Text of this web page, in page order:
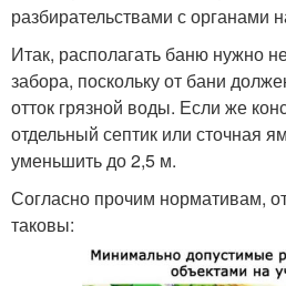
разбирательствами с органами
Итак, располагать баню нужно
забора, поскольку от бани
отток грязной воды. Если же
отдельный септик или сточная
уменьшить до 2,5 м.
Согласно прочим нормативам,
таковы: